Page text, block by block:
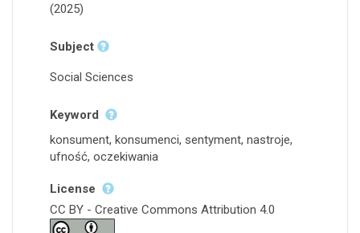
(2025)
Subject
Social Sciences
Keyword
konsument, konsumenci, sentyment, nastroje,
ufność, oczekiwania
License
CC BY - Creative Commons Attribution 4.0